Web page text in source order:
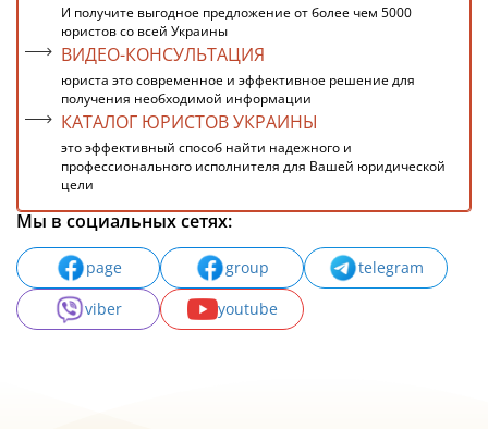
И получите выгодное предложение от более чем 5000
юристов со всей Украины
ВИДЕО-КОНСУЛЬТАЦИЯ
юриста это современное и эффективное решение для
получения необходимой информации
КАТАЛОГ ЮРИСТОВ УКРАИНЫ
это эффективный способ найти надежного и
профессионального исполнителя для Вашей юридической
цели
Мы в социальных сетях:
page group
telegram
viber
youtube